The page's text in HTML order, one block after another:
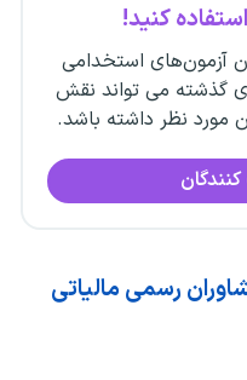
کنید!
آزمون‌های استخدامی
گذشته می تواند نقش
مورد نظر داشته باشد.
رسمی مالیاتی